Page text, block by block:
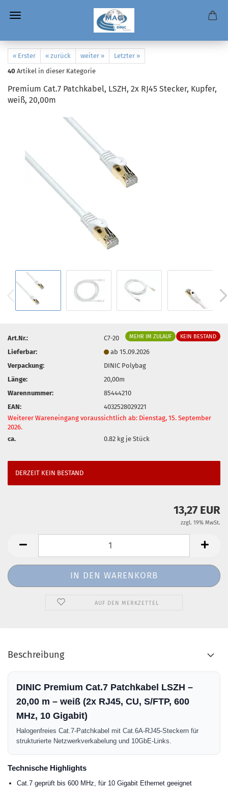
« Erster « zurück weiter »
Letzter »
40 Artikel in dieser Kategorie
Premium Cat.7 Patchkabel, LSZH, 2x RJ45 Stecker, Kupfer,
weiß, 20,00m
MEHR IM ZULAUF KEIN BESTAND
Art.Nr.:
C7-20
Lieferbar:
ab 15.09.2026
Verpackung:
DINIC Polybag
Länge:
20,00m
Warennummer:
85444210
EAN:
4032528029221
Weiterer Wareneingang voraussichtlich ab: Dienstag, 15. September
2026.
ca.
0.82 kg je Stück
DERZEIT KEIN BESTAND
13,27 EUR
zzgl. 19% MwSt.
AUF DEN MERKZETTEL
Beschreibung
DINIC Premium Cat.7 Patchkabel LSZH –
20,00 m – weiß (2x RJ45, CU, S/FTP, 600
MHz, 10 Gigabit)
Halogenfreies Cat.7-Patchkabel mit Cat.6A-RJ45-Steckern für
strukturierte Netzwerkverkabelung und 10GbE-Links.
Technische Highlights
Cat.7 geprüft bis 600 MHz, für 10 Gigabit Ethernet geeignet